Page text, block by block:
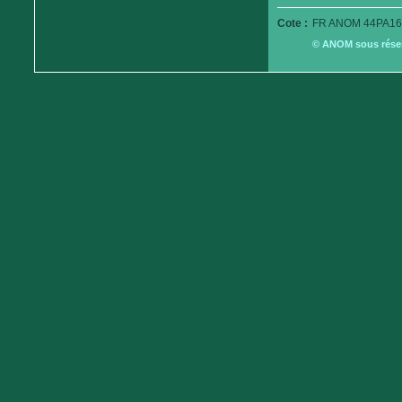
Cote : FR ANOM
© ANOM sous